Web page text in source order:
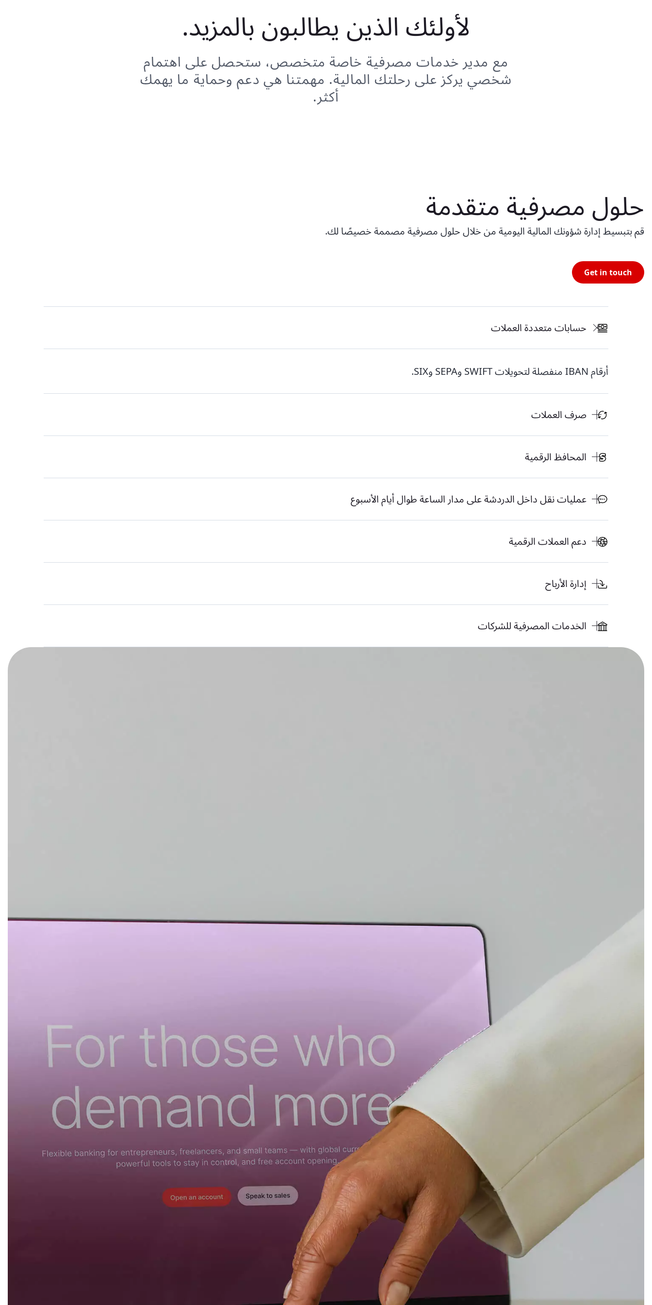
لأولئك الذين يطالبون بالمزيد.
مع مدير خدمات مصرفية خاصة متخصص، ستحصل على اهتمام
شخصي يركز على رحلتك المالية. مهمتنا هي دعم وحماية ما يهمك
أكثر.
حلول مصرفية متقدمة
قم بتبسيط إدارة شؤونك المالية اليومية من خلال حلول مصرفية مصممة خصيصًا لك.
Get in touch
حسابات متعددة العملات
أرقام IBAN منفصلة لتحويلات SWIFT وSEPA وSIX.
صرف العملات
المحافظ الرقمية
عمليات نقل داخل الدردشة على مدار الساعة طوال أيام الأسبوع
دعم العملات الرقمية
إدارة الأرباح
الخدمات المصرفية للشركات